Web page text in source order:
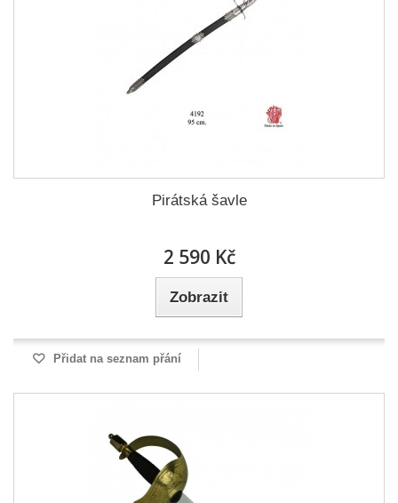
Pirátská šavle
2 590 Kč
Zobrazit
Přidat na seznam přání